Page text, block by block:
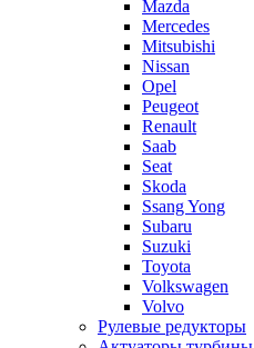
Mazda
Mercedes
Mitsubishi
Nissan
Opel
Peugeot
Renault
Saab
Seat
Skoda
Ssang Yong
Subaru
Suzuki
Toyota
Volkswagen
Volvo
Рулевые редукторы